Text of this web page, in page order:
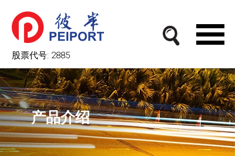
股票代号: 2885
产品介绍